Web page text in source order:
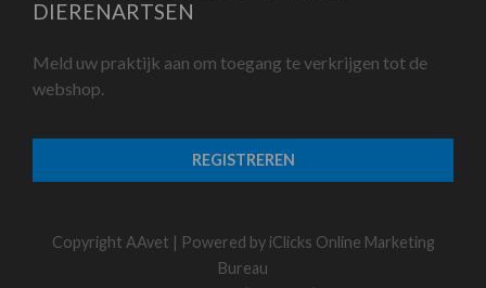
DIERENARTSEN
Meld uw praktijk aan om toegang te verkrijgen tot de
webshop.
REGISTREREN
Copyright AAvet | Powered by iClicks Online Marketing
Bureau